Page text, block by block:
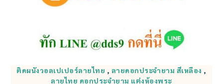
ติดผนังวอลเปเปอร์ลายไทย , ลายดอกประจำยาม สีเหลือง ,
ลายไทย ดอกประจำยาม แต่งห้องพระ